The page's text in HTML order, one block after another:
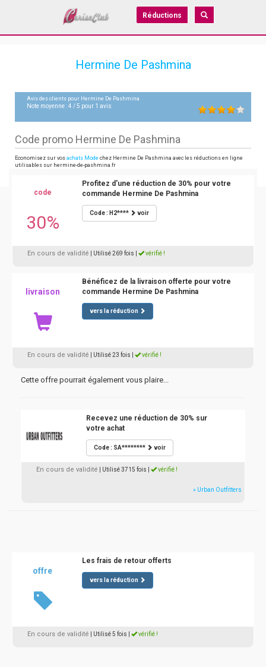
Réductions
Hermine De Pashmina
Avis des clients pour Hermine De Pashmina
Note moyenne :4 /5 pour 1 avis
Code promo Hermine De Pashmina
Economisez sur vos achats Mode chez Hermine De Pashmina avec les réductions en ligne
utilisables sur hermine-de-pashmina.fr
code
30%
Profitez d'une réduction de 30% pour votre
commande Hermine De Pashmina
Code : H2**** voir
En cours de validité | Utilisé 269 fois vérifié !
livraison
Bénéficez de la livraison offerte pour votre
commande Hermine De Pashmina
vers la réduction
En cours de validité | Utilisé 23 fois vérifié !
Cette offre pourrait également vous plaire...
Recevez une réduction de 30% sur
votre achat
Code : SA******** voir
En cours de validité | Utilisé 3715 fois vérifié !
» Urban Outfitters
offre
Les frais de retour offerts
vers la réduction
En cours de validité | Utilisé 5 fois vérifié !